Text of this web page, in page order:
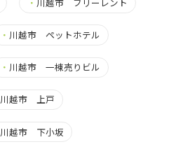
・ 川越市 ペットホテル
・ 川越市 一棟売りビル
川越市 上戸
川越市 下小坂